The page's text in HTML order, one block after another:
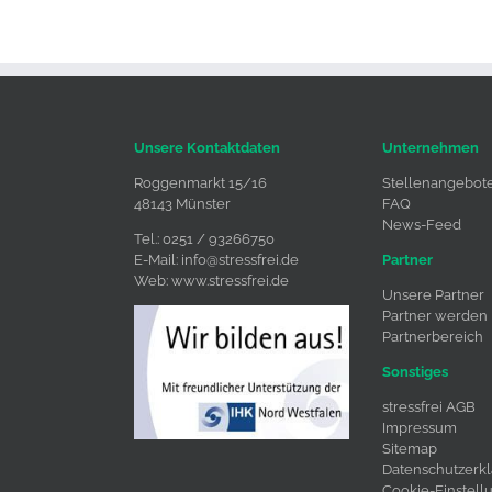
Unsere Kontaktdaten
Roggenmarkt 15/16
48143 Münster
Tel.: 0251 / 93266750
E-Mail: info@stressfrei.de
Web: www.stressfrei.de
Unternehmen
FAQ
News-Feed
Partner
Unsere Partner
Partner werden
Partnerbereich
Sonstiges
stressfrei AGB
Impressum
Sitemap